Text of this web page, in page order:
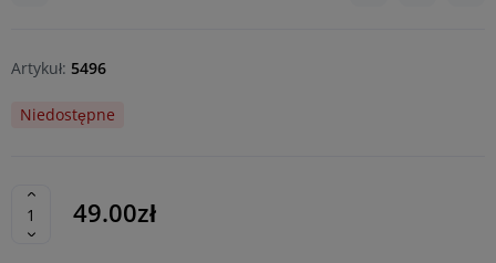
Artykuł: 5496
Niedostępne
49.00zł